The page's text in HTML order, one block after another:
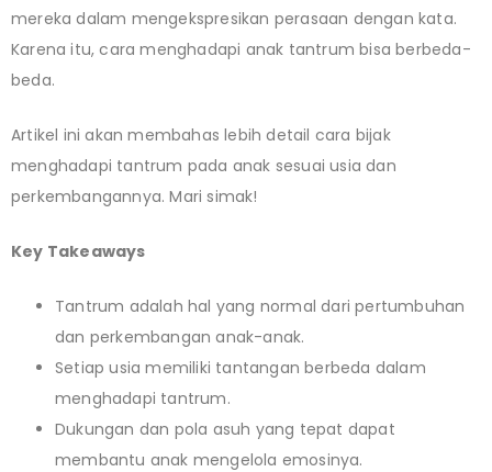
mereka dalam mengekspresikan perasaan dengan kata.
Karena itu, cara menghadapi anak tantrum bisa berbeda-
beda.
Artikel ini akan membahas lebih detail cara bijak
menghadapi tantrum pada anak sesuai usia dan
perkembangannya. Mari simak!
Key Takeaways
Tantrum adalah hal yang normal dari pertumbuhan
dan perkembangan anak-anak.
Setiap usia memiliki tantangan berbeda dalam
menghadapi tantrum.
Dukungan dan pola asuh yang tepat dapat
membantu anak mengelola emosinya.